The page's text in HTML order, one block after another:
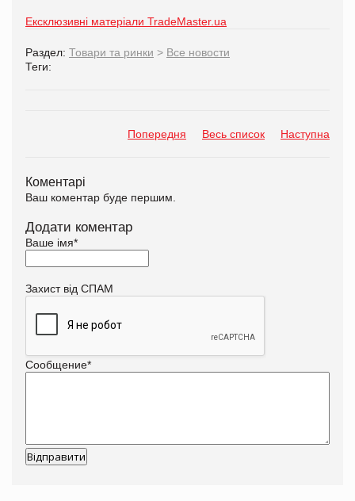
Ексклюзивні матеріали TradeMaster.ua
Раздел: Товари та ринки > Все новости
Теги:
Попередня Весь список Наступна
Коментарі
Ваш коментар буде першим.
Додати коментар
Ваше імя*
Захист від СПАМ
Сообщение*